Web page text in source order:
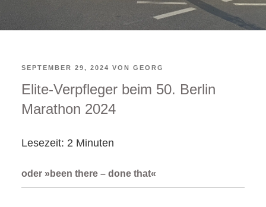
VERÖFFENTLICHT
AM
SEPTEMBER 29, 2024 VON GEORG
Elite-Verpfleger beim 50. Berlin
Marathon 2024
Lesezeit: 2 Minuten
oder »been there – done that«